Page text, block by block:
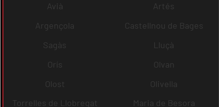
Avià
Artés
Argençola
Castellnou de Bages
Sagàs
Lluçà
Orís
Olvan
Olost
Olivella
Torrelles de Llobregat
Maria de Besora